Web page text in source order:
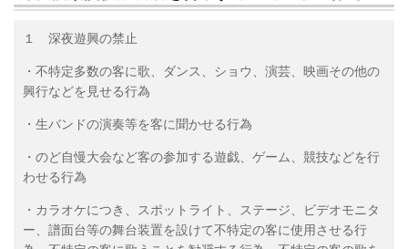
１ 深夜遊興の禁止
・不特定多数の客に歌、ダンス、ショウ、演芸、映画その他の
興行などを見せる行為
・生バンドの演奏等を客に聞かせる行為
・のど自慢大会など客の参加する遊戯、ゲーム、競技などを行
わせる行為
・カラオケにつき、スポットライト、ステージ、ビデオモニタ
ー、譜面台等の舞台装置を設けて不特定の客に使用させる行